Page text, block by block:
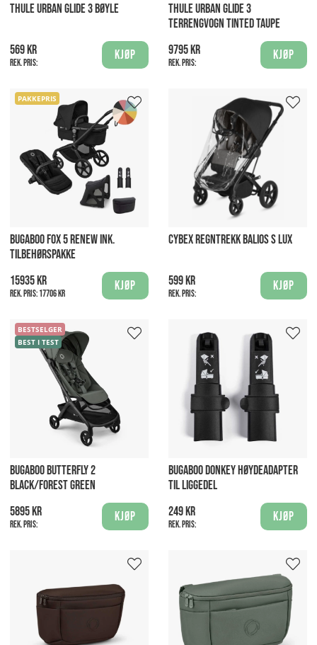
THULE URBAN GLIDE 3 BØYLE
569 kr
Rek. pris:
Kjøp
THULE URBAN GLIDE 3
TERRENGVOGN TINTED TAUPE
9795 kr
Rek. pris:
Kjøp
PAKKEPRIS
BUGABOO FOX 5 RENEW INK.
TILBEHØRSPAKKE
15935 kr
Rek. pris:17706 kr
Kjøp
CYBEX REGNTREKK BALIOS S LUX
599 kr
Rek. pris:
Kjøp
BESTSELGER
BEST I TEST
BUGABOO BUTTERFLY 2
BLACK/FOREST GREEN
5895 kr
Rek. pris:
Kjøp
BUGABOO DONKEY HØYDEADAPTER
TIL LIGGEDEL
249 kr
Rek. pris:
Kjøp